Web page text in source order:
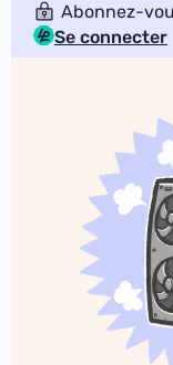
Abonnez-
Se connecter